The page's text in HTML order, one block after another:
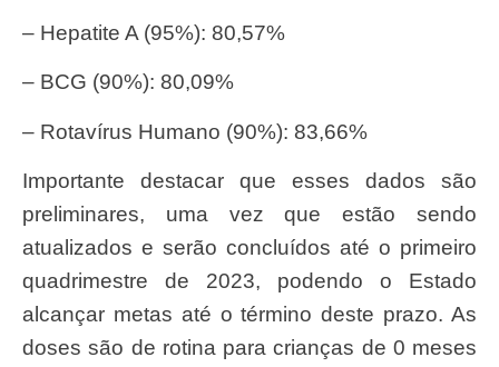
– Hepatite A (95%): 80,57%
– BCG (90%): 80,09%
– Rotavírus Humano (90%): 83,66%
Importante destacar que esses dados são
preliminares, uma vez que estão sendo
atualizados e serão concluídos até o primeiro
quadrimestre de 2023, podendo o Estado
alcançar metas até o término deste prazo. As
doses são de rotina para crianças de 0 meses